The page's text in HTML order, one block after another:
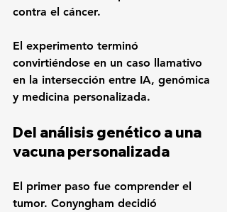
contra el cáncer.
El experimento terminó
convirtiéndose en un caso llamativo
en la intersección entre IA, genómica
y medicina personalizada.
Del análisis genético a una
vacuna personalizada
El primer paso fue comprender el
tumor. Conyngham decidió